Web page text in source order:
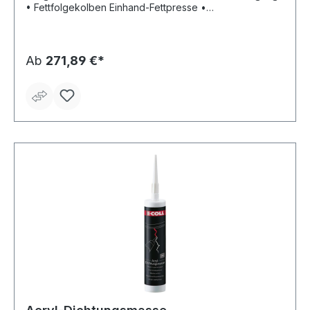
• Fettfolgekolben Einhand-Fettpresse •
Ab 271,89 €*